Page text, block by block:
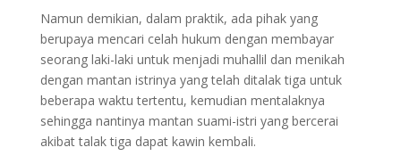
Namun demikian, dalam praktik, ada pihak yang
berupaya mencari celah hukum dengan membayar
seorang laki-laki untuk menjadi muhallil dan menikah
dengan mantan istrinya yang telah ditalak tiga untuk
beberapa waktu tertentu, kemudian mentalaknya
sehingga nantinya mantan suami-istri yang bercerai
akibat talak tiga dapat kawin kembali.